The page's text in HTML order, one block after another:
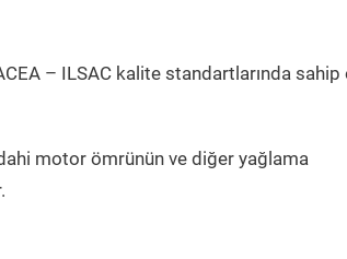
– ILSAC kalite standartlarında sahip
motor ömrünün ve diğer yağlama